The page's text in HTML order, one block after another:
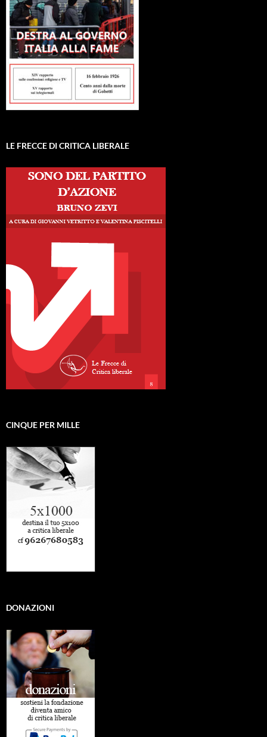
LE FRECCE DI CRITICA LIBERALE
CINQUE PER MILLE
DONAZIONI